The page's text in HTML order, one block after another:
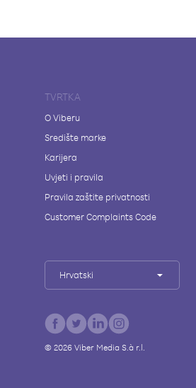
TVRTKA
O Viberu
Središte marke
Karijera
Uvjeti i pravila
Pravila zaštite privatnosti
Customer Complaints Code
Hrvatski
© 2026Viber Media S.à r.l.